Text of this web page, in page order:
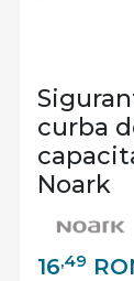
curba
Noark
16,49